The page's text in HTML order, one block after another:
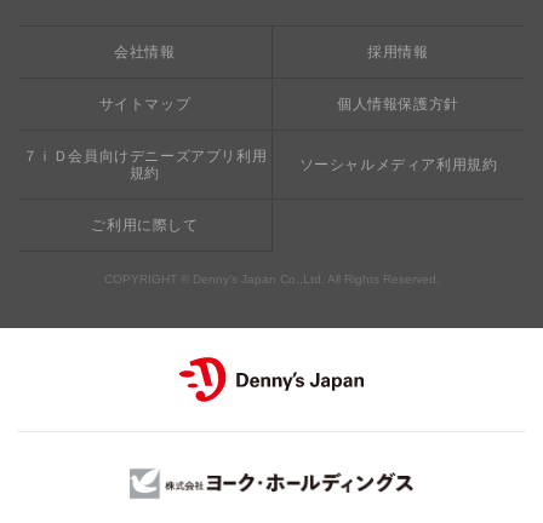
会社情報 採用情報
サイトマップ 個人情報保護方針
７ｉＤ会員向けデニーズアプリ利用
規約
ソーシャルメディア利用規約
ご利用に際して
COPYRIGHT © Denny’s Japan Co.,Ltd. All Rights Reserved.